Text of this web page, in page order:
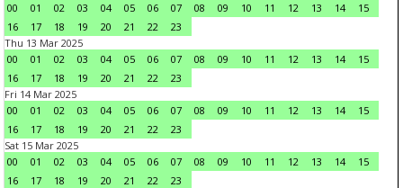
00
01 02 03 04 05 06 07 08 09 10 11 12 13 14
15
16
17 18 19 20 21 22
23
Thu 13 Mar 2025
00
01 02 03 04 05 06 07 08 09 10 11 12 13 14
15
16
17 18 19 20 21 22
23
Fri 14 Mar 2025
00
01 02 03 04 05 06 07 08 09 10 11 12 13 14
15
16
17 18 19 20 21 22
23
Sat 15 Mar 2025
00
01 02 03 04 05 06 07 08 09 10 11 12 13 14
15
16
17 18 19 20 21 22
23